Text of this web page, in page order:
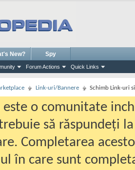
Forum Actions Quick Links
New? Spy
Link-uri/Bannere Schimb Link-uri
este o comunitate
să răspundeți
Completarea
în care sunt